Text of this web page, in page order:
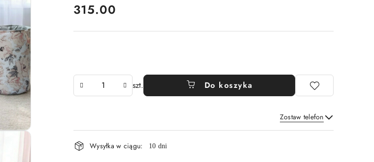
cena:
315.00
szt. Do koszyka
Zostaw telefon
Wyślij
Dostępność
i
Wysyłka w ciągu: 10 dni